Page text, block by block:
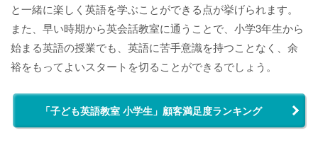
と一緒に楽しく英語を学ぶことができる点が挙げられます。
また、早い時期から英会話教室に通うことで、小学3年生から
始まる英語の授業でも、英語に苦手意識を持つことなく、余
裕をもってよいスタートを切ることができるでしょう。
「子ども英語教室 小学生」顧客満足度ランキング